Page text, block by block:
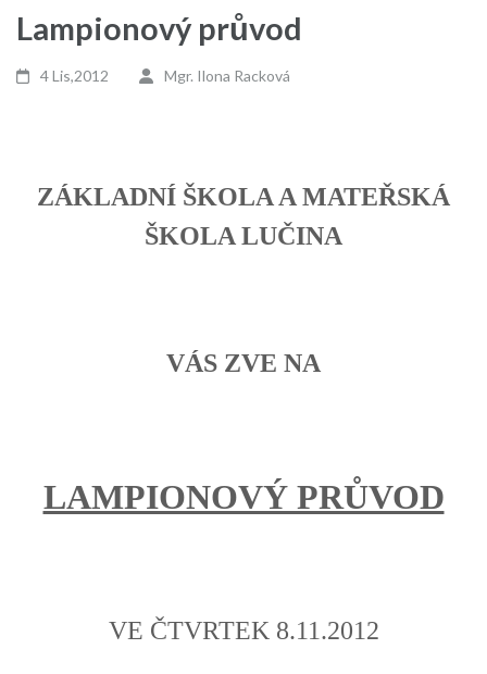
Lampionový průvod
4 Lis,2012 Mgr. Ilona Racková
ZÁKLADNÍ ŠKOLA A MATEŘSKÁ
ŠKOLA LUČINA
VÁS ZVE NA
LAMPIONOVÝ PRŮVOD
VE ČTVRTEK 8.11.2012